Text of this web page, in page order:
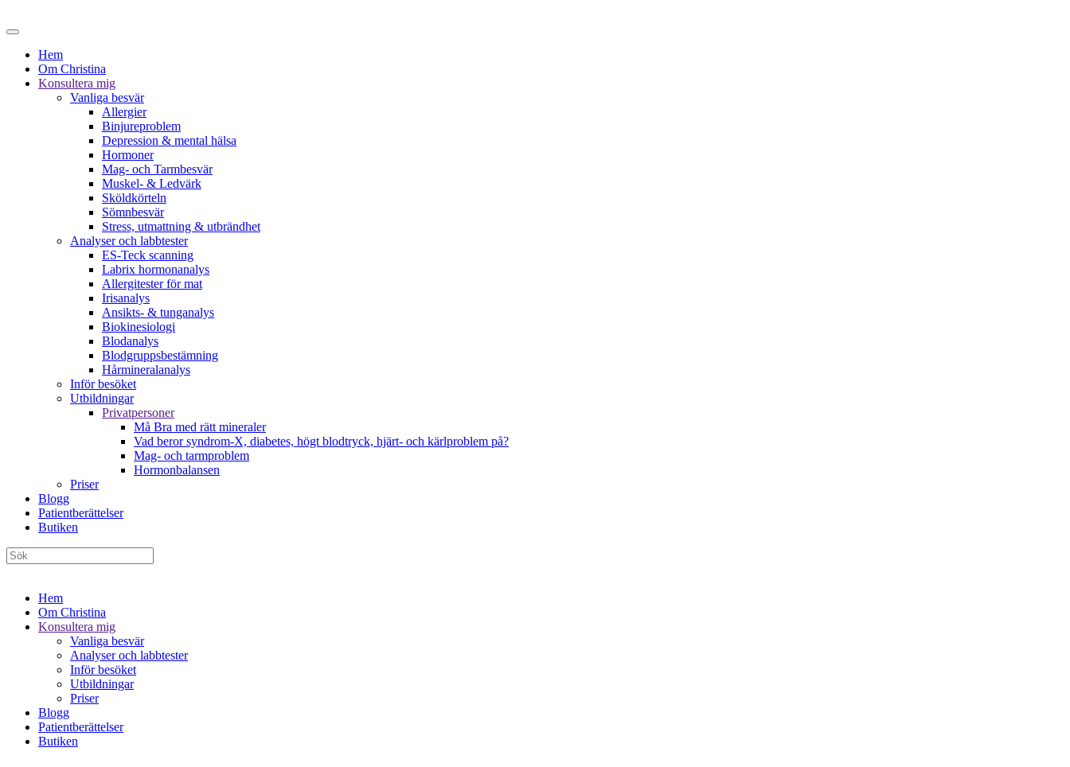
Hem
Om Christina
Konsultera mig
Vanliga besvär
Allergier
Binjureproblem
Depression & mental hälsa
Hormoner
Mag- och Tarmbesvär
Muskel- & Ledvärk
Sköldkörteln
Sömnbesvär
Stress, utmattning & utbrändhet
Analyser och labbtester
ES-Teck scanning
Labrix hormonanalys
Allergitester för mat
Irisanalys
Ansikts- & tunganalys
Biokinesiologi
Blodanalys
Blodgruppsbestämning
Hårmineralanalys
Inför besöket
Utbildningar
Privatpersoner
Må Bra med rätt mineraler
Vad beror syndrom-X, diabetes, högt blodtryck, hjärt- och kärlproblem på?
Mag- och tarmproblem
Hormonbalansen
Priser
Blogg
Patientberättelser
Butiken
Hem
Om Christina
Konsultera mig
Vanliga besvär
Analyser och labbtester
Inför besöket
Utbildningar
Priser
Blogg
Patientberättelser
Butiken